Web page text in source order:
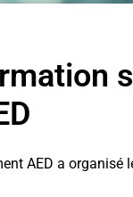
AED a organisé